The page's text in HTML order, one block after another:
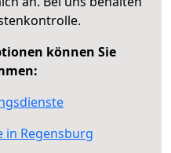
können Sie
in Regensburg